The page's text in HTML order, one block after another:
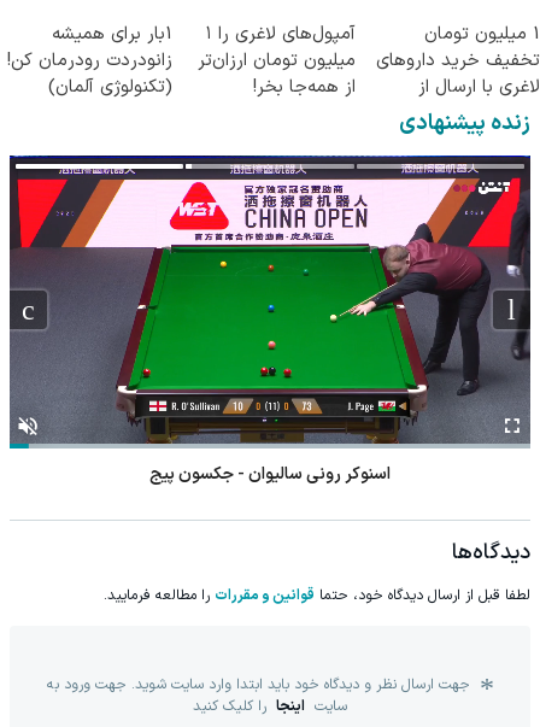
کاهش وزن
1 میلیون تومان
تخفیف خرید داروهای
لاغری با ارسال از
داروخانه و پک یخ!
آمپول‌های لاغری را ۱
میلیون تومان ارزان‌تر
از همه‌جا بخر!
1بار برای همیشه
زانودردت رودرمان کن!
(تکنولوژی آلمان)
زنده پیشنهادی
اسنوکر رونی سالیوان - جکسون پیج
دیدگاه‌ها
لطفا قبل از ارسال دیدگاه خود، حتما قوانین و مقررات را مطالعه فرمایید.
جهت ارسال نظر و دیدگاه خود باید ابتدا وارد سایت شوید. جهت ورود به
سایت اینجا را کلیک کنید